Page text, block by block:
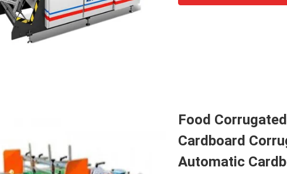
Food
Cardboard
Automatic